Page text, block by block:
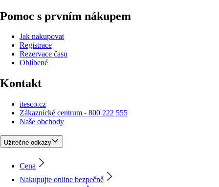
Pomoc s prvním nákupem
Jak nakupovat
Registrace
Rezervace času
Oblíbené
Kontakt
itesco.cz
Zákaznické centrum - 800 222 555
Naše obchody
Užitečné odkazy
Cena
Nakupujte online bezpečně